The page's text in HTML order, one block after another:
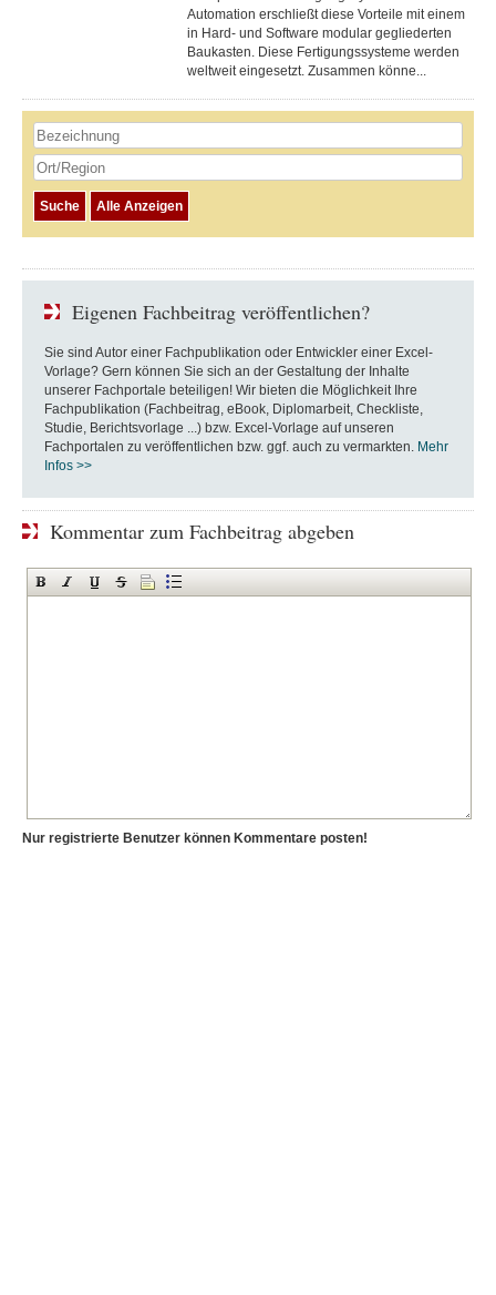
Automation erschließt diese Vorteile mit einem
in Hard- und Software modular gegliederten
Baukasten. Diese Fertigungs­systeme werden
weltweit eingesetzt. Zusammen könne...
Eigenen Fachbeitrag veröffentlichen?
Sie sind Autor einer Fachpublikation oder Entwickler einer Excel-
Vorlage? Gern können Sie sich an der Gestaltung der Inhalte
unserer Fachportale beteiligen! Wir bieten die Möglichkeit Ihre
Fachpublikation (Fachbeitrag, eBook, Diplomarbeit, Checkliste,
Studie, Berichtsvorlage ...) bzw. Excel-Vorlage auf unseren
Fachportalen zu veröffentlichen bzw. ggf. auch zu vermarkten. Mehr
Infos >>
Kommentar zum Fachbeitrag abgeben
Nur registrierte Benutzer können Kommentare posten!